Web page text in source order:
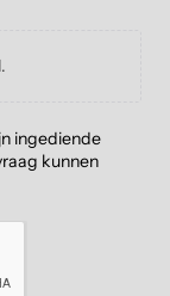
ingediende
kunnen